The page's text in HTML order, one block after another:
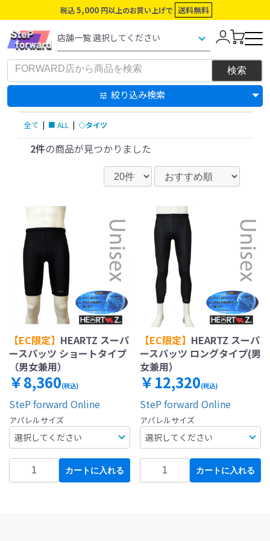
税込 5,000 円以上のお買い上げで 送料無料
絞り込み検索
全て | ■ ALL | ◇タイツ
2件の商品が見つかりました
【EC限定】 HEARTZ スーパ
ースパッツ ショートタイプ
（男女兼用）
￥8,360(税込)
SteP forward Online
アパレルサイズ
カートに入れる
【EC限定】 HEARTZ スーパ
ースパッツ ロングタイプ(男
女兼用）
￥12,320(税込)
SteP forward Online
アパレルサイズ
カートに入れる